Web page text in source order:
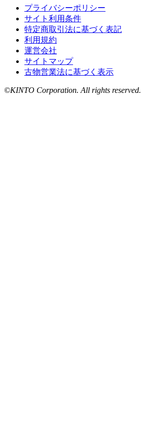
プライバシーポリシー
サイト利用条件
特定商取引法に基づく表記
利用規約
運営会社
サイトマップ
古物営業法に基づく表示
©KINTO Corporation. All rights reserved.